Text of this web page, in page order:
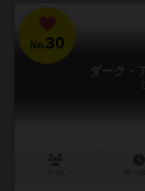
No.30
ダーク・